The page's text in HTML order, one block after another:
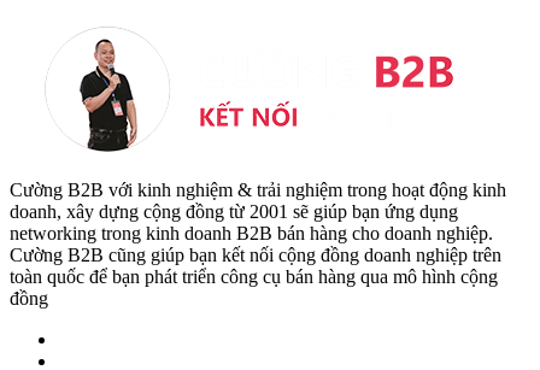
Cường B2B với kinh nghiệm & trải nghiệm trong hoạt động kinh
doanh, xây dựng cộng đồng từ 2001 sẽ giúp bạn ứng dụng
networking trong kinh doanh B2B bán hàng cho doanh nghiệp.
Cường B2B cũng giúp bạn kết nối cộng đồng doanh nghiệp trên
toàn quốc để bạn phát triển công cụ bán hàng qua mô hình cộng
đồng